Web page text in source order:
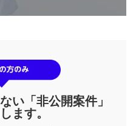
い「非公開案件」
ます。